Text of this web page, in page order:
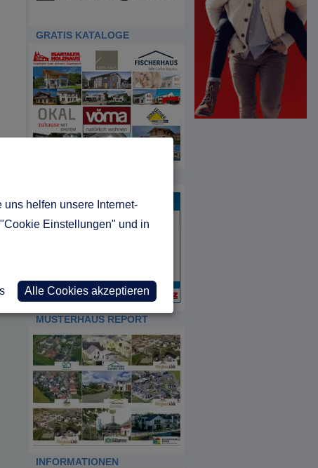
GRATIS KATALOGE
MUSTERHAUS REPORT
INFORMATIONEN
helfen unsere Internet-
Einstellungen" und in
Alle Cookies akzeptieren